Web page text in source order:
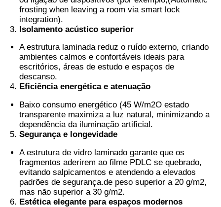
frosting when leaving a room via smart lock
integration).
Isolamento acústico superior
A estrutura laminada reduz o ruído externo, criando
ambientes calmos e confortáveis ideais para
escritórios, áreas de estudo e espaços de
descanso.
Eficiência energética e atenuação
Baixo consumo energético (45 W/m2O estado
transparente maximiza a luz natural, minimizando a
dependência da iluminação artificial.
Segurança e longevidade
A estrutura de vidro laminado garante que os
fragmentos aderirem ao filme PDLC se quebrado,
evitando salpicamentos e atendendo a elevados
padrões de segurança.de peso superior a 20 g/m2,
mas não superior a 30 g/m2.
Estética elegante para espaços modernos